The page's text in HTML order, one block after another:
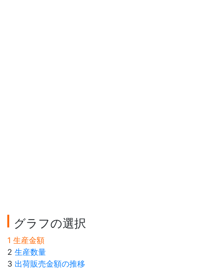
グラフの選択
1 生産金額
2 生産数量
3 出荷販売金額の推移